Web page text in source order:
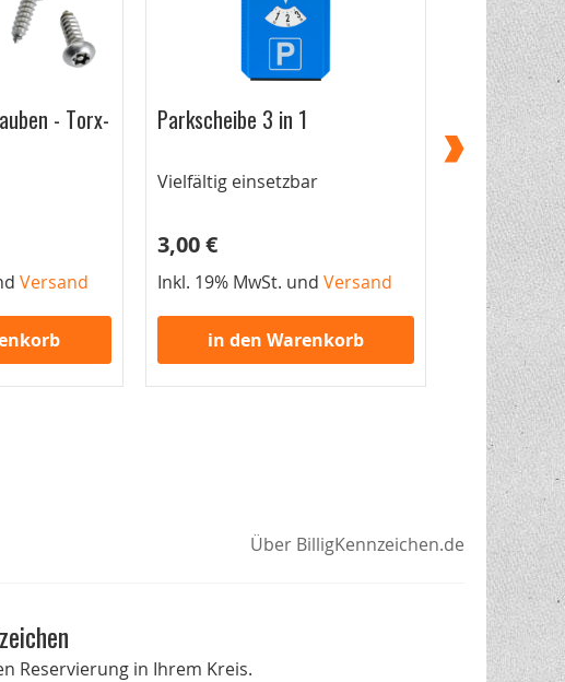
- Torx-
Versand
Parkscheibe 3 in 1
Vielfältig einsetzbar
3,00 €
Inkl. 19% MwSt. und Versand
in den Warenkorb
4
20
4x Torx
6,95 €
Inkl. 19%
in
Über BilligKennzeichen.de
Reservierung in Ihrem Kreis.